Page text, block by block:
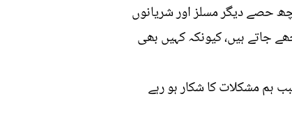
حصے دیگر مسلز اور شریانوں
جاتے ہیں، کیونکہ کہیں بھی
ہم مشکلات کا شکار ہو رہے